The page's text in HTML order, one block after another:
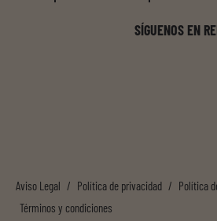
SÍGUENOS EN
Aviso Legal / Política de privacidad / Política
Términos y condiciones